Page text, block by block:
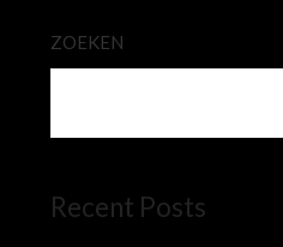
ZOEKEN
Recent Posts